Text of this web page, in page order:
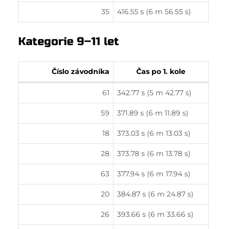
35 416.55 s (6 m 56.55 s)
Kategorie 9–11 let
Číslo závodníka Čas po 1. kole
61 342.77 s (5 m 42.77 s)
59 371.89 s (6 m 11.89 s)
18 373.03 s (6 m 13.03 s)
28 373.78 s (6 m 13.78 s)
63 377.94 s (6 m 17.94 s)
20 384.87 s (6 m 24.87 s)
26 393.66 s (6 m 33.66 s)